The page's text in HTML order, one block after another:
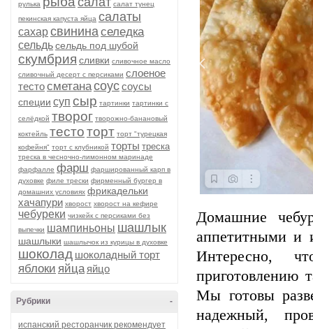
рулька
салат тунец
пекинская капуста яйца салаты
сахарсвининаселедка
сельдьсельдь под шубой
скумбрия сливки сливочное масло
сливочный десерт с персиками слоеное
тестосметанасоуссоусы
специи суп сыр тартинки тартинки с
селёдкой творог творожно-банановый
коктейль тестоторт торт "турецкая
кофейня" торт с клубникой торты треска
треска в чесночно-лимонном маринаде
фарфалле фарш фаршированный карп в
духовке филе трески фирменный бургер в
домашних условиях фрикадельки
хачапури хворост хворост на кефире
чебуреки чизкейк с персиками без
выпечки шампиньоны шашлык
шашлыки шашлычок из курицы в духовке
шоколад шоколадный торт
яблоки яйца яйцо
-
Рубрики
испанский ресторанчик рекомендует
Домашние
аппетитными и
Интересно,
приготовлению
Мы готовы
надежный,